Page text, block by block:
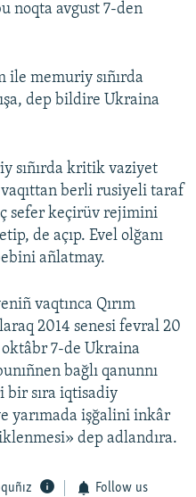
noqta avgust 7-den
ile memuriy sıñırda
dep bildire Ukraina
sıñırda kritik vaziyet
vaqıttan berli rusiyeli taraf
sefer keçirüv rejimini
de açıp. Evel olğanı
añlatmay.
vaqtınca Qırım
2014 senesi fevral 20
7-de Ukraina
bağlı qanunnı
bir sıra iqtisadiy
yarımada işğalini inkâr
dep adlandıra.
Follow us